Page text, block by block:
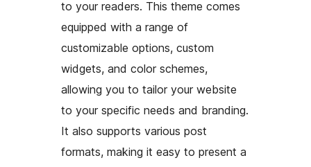
to your readers. This theme comes
equipped with a range of
customizable options, custom
widgets, and color schemes,
allowing you to tailor your website
to your specific needs and branding.
It also supports various post
formats, making it easy to present a